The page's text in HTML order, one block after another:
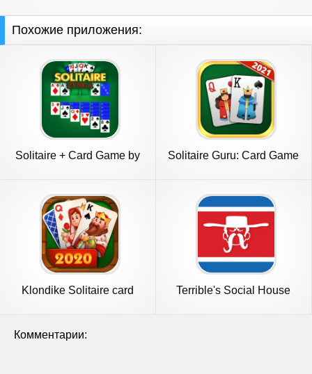
Похожие приложения:
Solitaire + Card Game by
Solitaire Guru: Card Game
Klondike Solitaire card
Terrible's Social House
Комментарии: